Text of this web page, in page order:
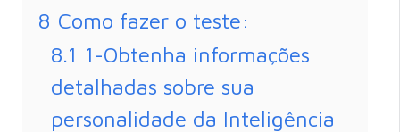
8 Como fazer o teste:
8.1 1-Obtenha informações
detalhadas sobre sua
personalidade da Inteligência